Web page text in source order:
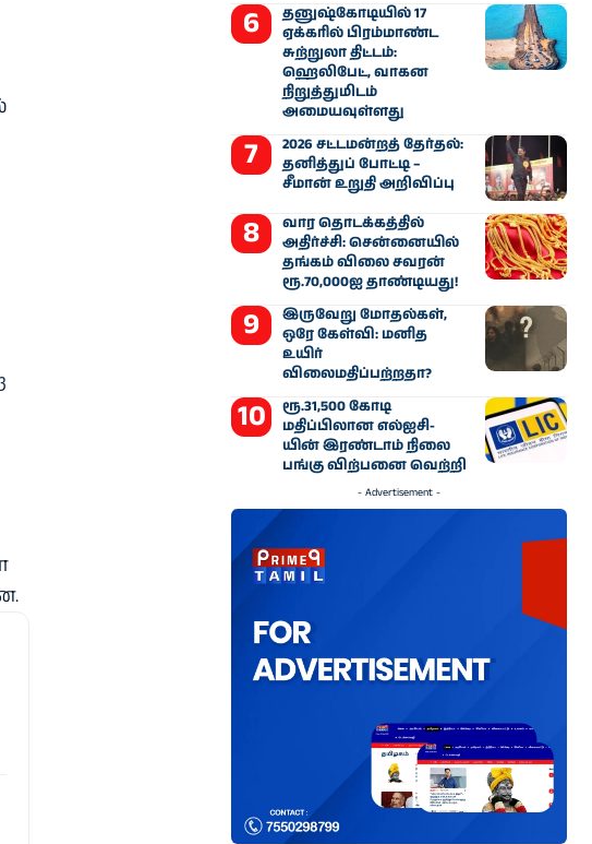
தனுஷ்கோடியில் 17
ஏக்கரில் பிரம்மாண்ட
சுற்றுலா திட்டம்:
ஹெலிபேட், வாகன
நிறுத்துமிடம்
அமையவுள்ளது
2026 சட்டமன்றத் தேர்தல்:
தனித்துப் போட்டி –
சீமான் உறுதி அறிவிப்பு
வார தொடக்கத்தில்
அதிர்ச்சி: சென்னையில்
தங்கம் விலை சவரன்
ரூ.70,000ஐ தாண்டியது!
இருவேறு மோதல்கள்,
ஒரே கேள்வி: மனித
உயிர்
விலைமதிப்பற்றதா?
ரூ.31,500 கோடி
மதிப்பிலான எல்ஐசி-​
யின் இரண்​டாம் நிலை
பங்கு விற்பனை வெற்றி
- Advertisement -